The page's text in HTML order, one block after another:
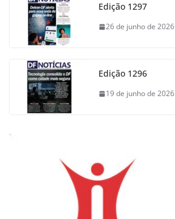
Edição 1297
26 de junho de 2026
Edição 1296
19 de junho de 2026